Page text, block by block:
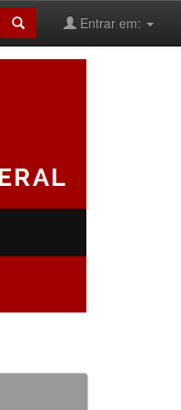
Entrar em: